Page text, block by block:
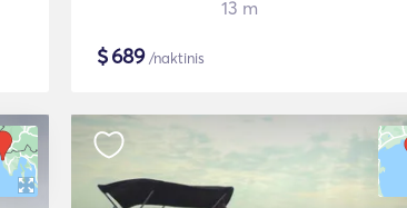
13 m
$689/naktinis